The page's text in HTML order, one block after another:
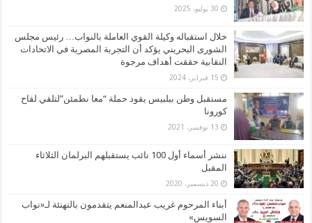
30 يوليو، 2025
خلال استقباله وكيلة القوي العاملة بالنواب… رئيس مجلس
الشورى البحريني يؤكد أن التجربة المصرية في الاتحادات
النقابية حققت أهداف مرجوة
15 فبراير، 2024
مستقبل وطن ببلبيس يقود حملة “معا نطمئن”لتلقي لقاح
كورونا
13 نوفمبر، 2021
ننشر أسماء أول 100 نائب يستقبلهم البرلمان الثلاثاء
المقبل
20 ديسمبر، 2020
أبناء المرحوم غريب عبدالمنعم يتقدمون بالتهنئة لـ«نواب
السويس»